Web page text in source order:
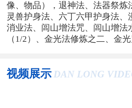
像、物品），退神法、法器祭炼
灵兽护身法、六丁六甲护身法、
消业法、闾山增法咒、闾山增法
（1/2）、金光法修炼之二、金
视频展示 DAN LONG